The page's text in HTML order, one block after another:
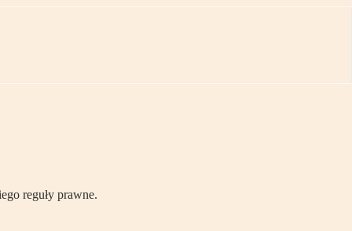
reguły prawne.